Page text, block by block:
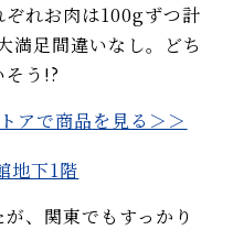
れお肉は100gずつ計
満足間違いなし。どち
う!?
アで商品を見る＞＞
地下1階
、関東でもすっかり